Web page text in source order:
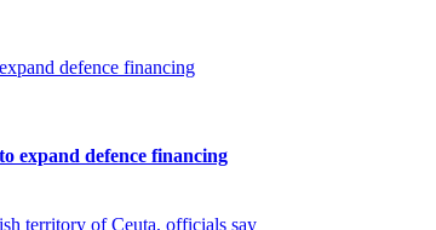
defence financing
expand defence financing
territory of Ceuta, officials say